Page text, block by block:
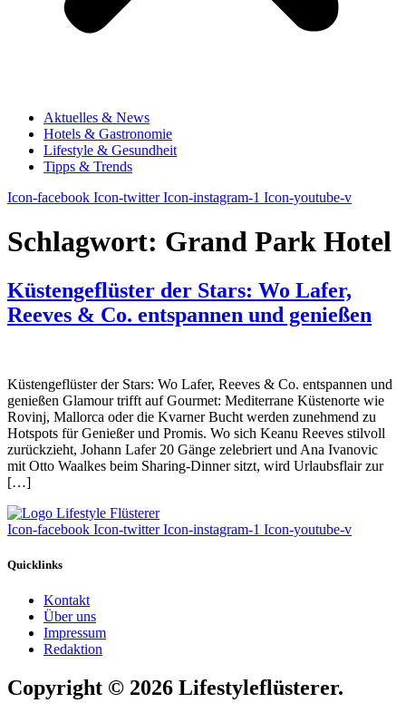
Aktuelles & News
Hotels & Gastronomie
Lifestyle & Gesundheit
Tipps & Trends
Icon-facebook Icon-twitter Icon-instagram-1 Icon-youtube-v
Schlagwort: Grand Park Hotel
Küstengeflüster der Stars: Wo Lafer,
Reeves & Co. entspannen und genießen
Küstengeflüster der Stars: Wo Lafer, Reeves & Co. entspannen und
genießen Glamour trifft auf Gourmet: Mediterrane Küstenorte wie
Rovinj, Mallorca oder die Kvarner Bucht werden zunehmend zu
Hotspots für Genießer und Promis. Wo sich Keanu Reeves stilvoll
zurückzieht, Johann Lafer 20 Gänge zelebriert und Ana Ivanovic
mit Otto Waalkes beim Sharing-Dinner sitzt, wird Urlaubsflair zur
[…]
Icon-facebook Icon-twitter Icon-instagram-1 Icon-youtube-v
Quicklinks
Kontakt
Über uns
Impressum
Redaktion
Copyright © 2026 Lifestyleflüsterer.